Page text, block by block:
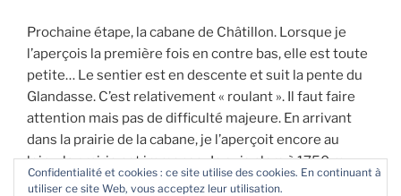
Prochaine étape, la cabane de Châtillon. Lorsque je
l’aperçois la première fois en contre bas, elle est toute
petite… Le sentier est en descente et suit la pente du
Glandasse. C’est relativement « roulant ». Il faut faire
attention mais pas de difficulté majeure. En arrivant
dans la prairie de la cabane, je l’aperçoit encore au
loin… la prairie est immense. Je suis alors à 1750 m
d’altitude. Après la descente, cette étendue est
Confidentialité et cookies : ce site utilise des cookies. En continuant à
utiliser ce site Web, vous acceptez leur utilisation.